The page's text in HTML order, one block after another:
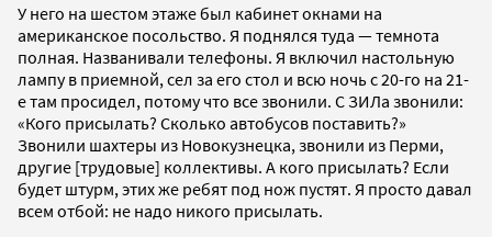
У него на шестом этаже был кабинет окнами на
американское посольство. Я поднялся туда — темнота
полная. Названивали телефоны. Я включил настольную
лампу в приемной, сел за его стол и всю ночь с 20-го на 21-
е там просидел, потому что все звонили. С ЗИЛа звонили:
«Кого присылать? Сколько автобусов поставить?»
Звонили шахтеры из Новокузнецка, звонили из Перми,
другие [трудовые] коллективы. А кого присылать? Если
будет штурм, этих же ребят под нож пустят. Я просто давал
всем отбой: не надо никого присылать.